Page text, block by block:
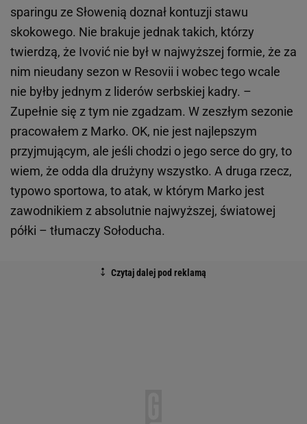
sparingu ze Słowenią doznał kontuzji stawu
skokowego. Nie brakuje jednak takich, którzy
twierdzą, że Ivović nie był w najwyższej formie, że za
nim nieudany sezon w Resovii i wobec tego wcale
nie byłby jednym z liderów serbskiej kadry. –
Zupełnie się z tym nie zgadzam. W zeszłym sezonie
pracowałem z Marko. OK, nie jest najlepszym
przyjmującym, ale jeśli chodzi o jego serce do gry, to
wiem, że odda dla drużyny wszystko. A druga rzecz,
typowo sportowa, to atak, w którym Marko jest
zawodnikiem z absolutnie najwyższej, światowej
półki – tłumaczy Sołoducha.